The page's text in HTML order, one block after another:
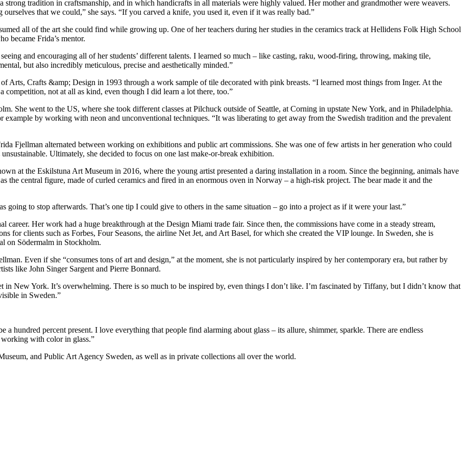
tradition in craftsmanship, and in which handicrafts in all materials were highly valued. Her mother and grandmother were weavers.
that we could,” she says. “If you carved a knife, you used it, even if it was really bad.”
all of the art she could find while growing up. One of her teachers during her studies in the ceramics track at Hellidens Folk High School
became Frida’s mentor.
and encouraging all of her students’ different talents. I learned so much – like casting, raku, wood-firing, throwing, making tile,
but also incredibly meticulous, precise and aesthetically minded.”
Arts, Crafts &amp; Design in 1993 through a work sample of tile decorated with pink breasts. “I learned most things from Inger. At the
not at all as kind, even though I did learn a lot there, too.”
She went to the US, where she took different classes at Pilchuck outside of Seattle, at Corning in upstate New York, and in Philadelphia.
example by working with neon and unconventional techniques. “It was liberating to get away from the Swedish tradition and the prevalent
Fjellman alternated between working on exhibitions and public art commissions. She was one of few artists in her generation who could
Ultimately, she decided to focus on one last make-or-break exhibition.
at the Eskilstuna Art Museum in 2016, where the young artist presented a daring installation in a room. Since the beginning, animals have
the central figure, made of curled ceramics and fired in an enormous oven in Norway – a high-risk project. The bear made it and the
going to stop afterwards. That’s one tip I could give to others in the same situation – go into a project as if it were your last.”
Her work had a huge breakthrough at the Design Miami trade fair. Since then, the commissions have come in a steady stream,
for clients such as Forbes, Four Seasons, the airline Net Jet, and Art Basel, for which she created the VIP lounge. In Sweden, she is
on Södermalm in Stockholm.
Even if she “consumes tons of art and design,” at the moment, she is not particularly inspired by her contemporary era, but rather by
like John Singer Sargent and Pierre Bonnard.
New York. It’s overwhelming. There is so much to be inspired by, even things I don’t like. I’m fascinated by Tiffany, but I didn’t know that
in Sweden.”
hundred percent present. I love everything that people find alarming about glass – its allure, shimmer, sparkle. There are endless
with color in glass.”
and Public Art Agency Sweden, as well as in private collections all over the world.